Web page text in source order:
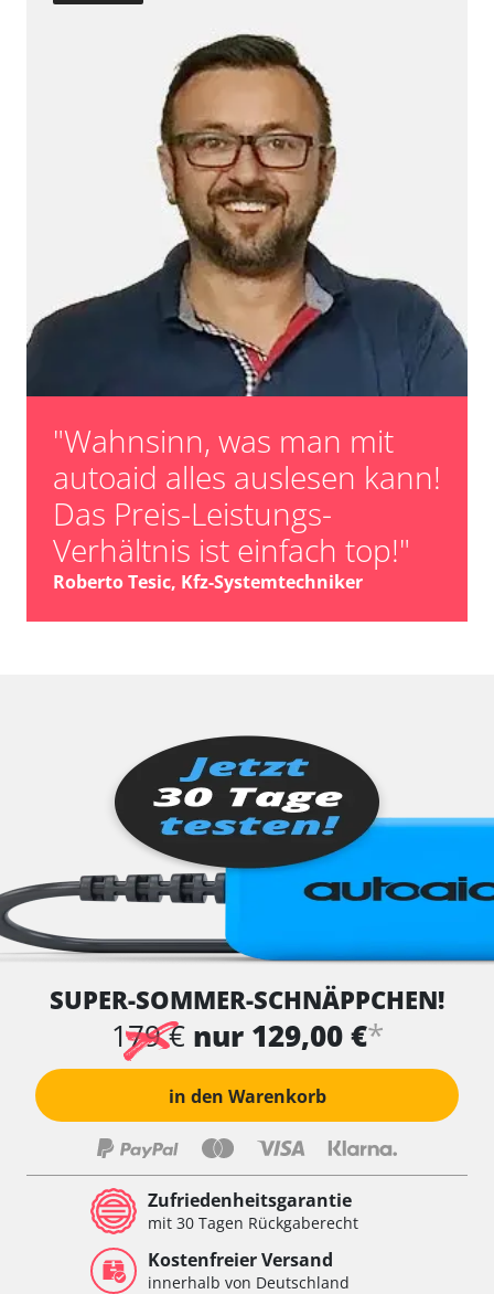
"Wahnsinn, was man mit
autoaid alles auslesen kann!
Das Preis-Leistungs-
Verhältnis ist einfach top!"
Roberto Tesic, Kfz-Systemtechniker
SUPER-SOMMER-SCHNÄPPCHEN!
179 € nur 129,00 €*
in den Warenkorb
Zufriedenheitsgarantie
mit 30 Tagen Rückgaberecht
Kostenfreier Versand
innerhalb von Deutschland